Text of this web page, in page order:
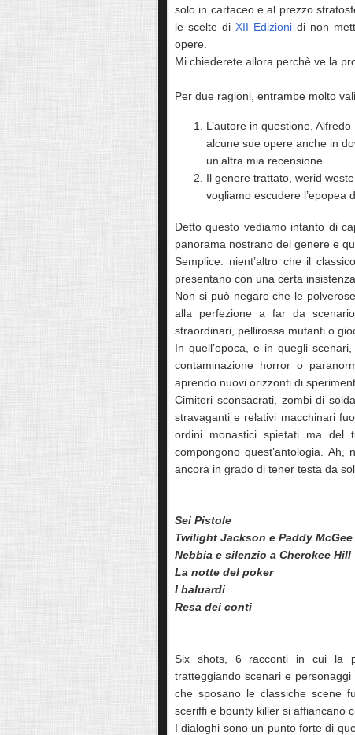
solo in cartaceo e al prezzo
le scelte diXII Edizioni di non
opere.
Mi chiederete allora perchè ve la
Per due ragioni, entrambe molto
L’autore in questione,
alcune sue opere anche in
un’altra mia recensione.
Il genere trattato, werid
vogliamo escudere l’epopea
Detto questo vediamo intanto di
panorama nostrano del genere e
Semplice: nient’altro che il
presentano con una certa insistenza.
Non si può negare che le
alla perfezione a far da
straordinari, pellirossa mutanti o
In quell’epoca, e in quegli
contaminazione horror o
aprendo nuovi orizzonti di
Cimiteri sconsacrati, zombi di
stravaganti e relativi macchinari
ordini monastici spietati ma del
compongono quest’antologia.
ancora in grado di tener testa da
Sei Pistole
Twilight Jackson e Paddy McGee
Nebbia e silenzio a Cherokee Hill
La notte del poker
I baluardi
Resa dei conti
Six shots, 6 racconti in cui la
tratteggiando scenari e
che sposano le classiche scene
sceriffi e bounty killer si affiancano
I dialoghi sono un punto forte di